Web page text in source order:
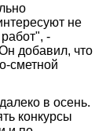
не
-
добавил, что
сметной
в осень.
конкурсы